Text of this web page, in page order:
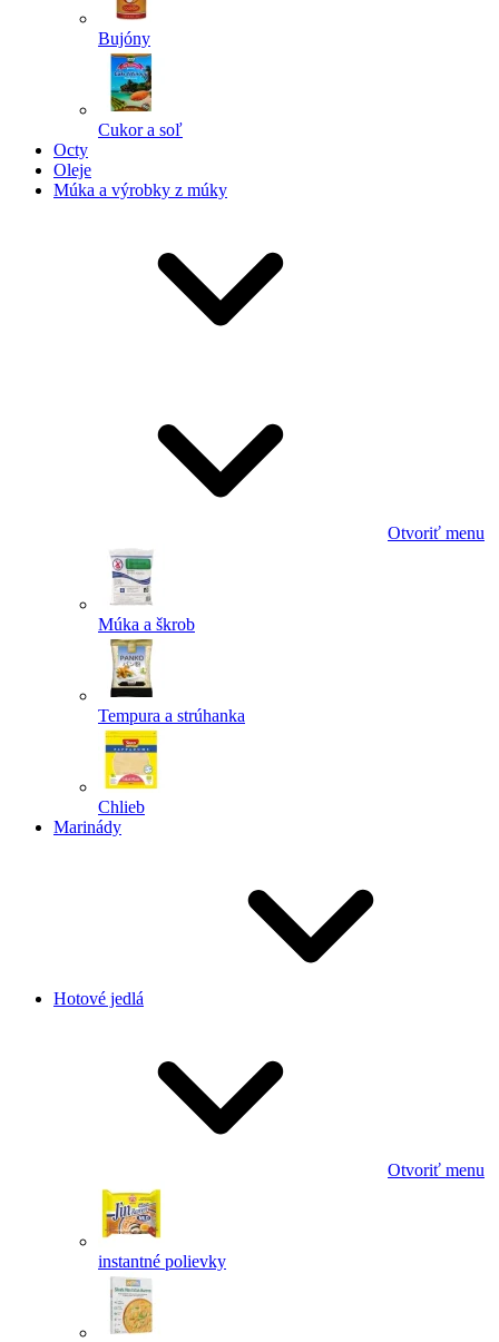
Bujóny
Cukor a soľ
Octy
Oleje
Múka a výrobky z múky
Otvoriť menu
Múka a škrob
Tempura a strúhanka
Chlieb
Marinády
Hotové jedlá
Otvoriť menu
instantné polievky
Powered by chaterimo